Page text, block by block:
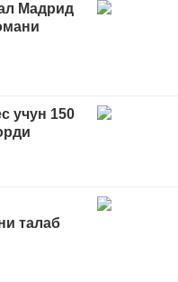
Мадрид
учун 150
талаб